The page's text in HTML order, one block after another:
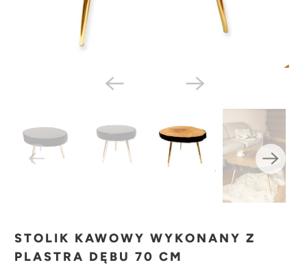
STOLIK KAWOWY WYKONANY Z
PLASTRA DĘBU 70 CM